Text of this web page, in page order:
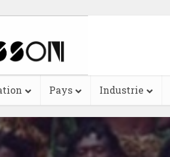
Pays Industrie